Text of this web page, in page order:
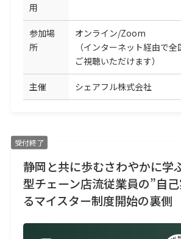
用
参加場
所
オンライン/Zoom
（インターネット経由で
ご視聴いただけます）
主催 シェアフル株式会社
受付終了
静岡と共に歩むさわやかに
型チェーン店流従業員の”自
るマイスター制度開始の裏側